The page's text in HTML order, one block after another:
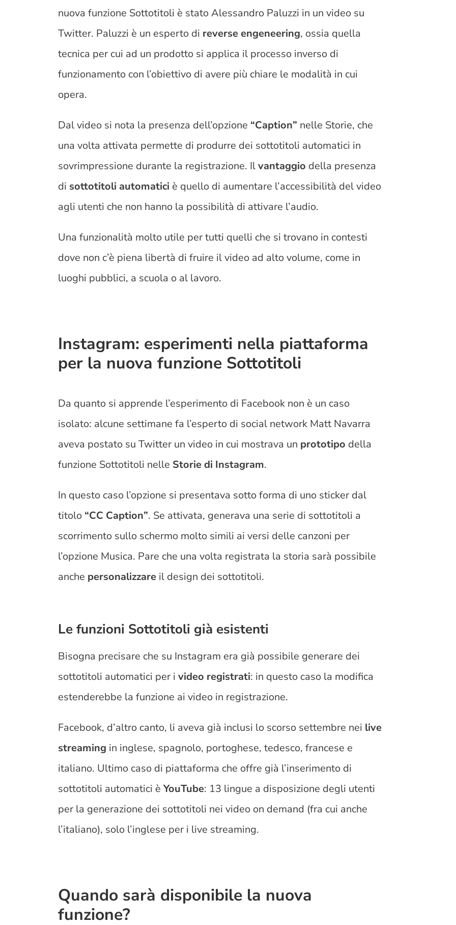
nuova funzione Sottotitoli è stato Alessandro Paluzzi in un video su
Twitter. Paluzzi è un esperto di reverse engeneering, ossia quella
tecnica per cui ad un prodotto si applica il processo inverso di
funzionamento con l’obiettivo di avere più chiare le modalità in cui
opera.
Dal video si nota la presenza dell’opzione “Caption” nelle Storie, che
una volta attivata permette di produrre dei sottotitoli automatici in
sovrimpressione durante la registrazione. Ilvantaggio della presenza
di sottotitoli automatici è quello di aumentare l’accessibilità del video
agli utenti che non hanno la possibilità di attivare l’audio.
Una funzionalità molto utile per tutti quelli che si trovano in contesti
dove non c’è piena libertà di fruire il video ad alto volume, come in
luoghi pubblici, a scuola o al lavoro.
Instagram: esperimenti nella piattaforma
per la nuova funzione Sottotitoli
Da quanto si apprende l’esperimento di Facebook non è un caso
isolato: alcune settimane fa l’esperto di social network Matt Navarra
aveva postato su Twitter un video in cui mostrava un prototipo della
funzione Sottotitoli nelle Storie di Instagram.
In questo caso l’opzione si presentava sotto forma di uno sticker dal
titolo “CC Caption”. Se attivata, generava una serie di sottotitoli a
scorrimento sullo schermo molto simili ai versi delle canzoni per
l’opzione Musica. Pare che una volta registrata la storia sarà possibile
anche personalizzare il design dei sottotitoli.
Le funzioni Sottotitoli già esistenti
Bisogna precisare che su Instagram era già possibile generare dei
sottotitoli automatici per i video registrati: in questo caso la modifica
estenderebbe la funzione ai video in registrazione.
Facebook, d’altro canto, li aveva già inclusi lo scorso settembre nei live
streaming in inglese, spagnolo, portoghese, tedesco, francese e
italiano. Ultimo caso di piattaforma che offre già l’inserimento di
sottotitoli automatici èYouTube: 13 lingue a disposizione degli utenti
per la generazione dei sottotitoli nei video on demand (fra cui anche
l’italiano), solo l’inglese per i live streaming.
Quando sarà disponibile la nuova
funzione?